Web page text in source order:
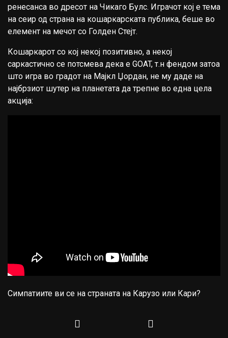
ренесанса во дресот на Чикаго Булс. Играчот кој е тема
на сеир од страна на кошаркарската публика, беше во
елемент на мечот со Голден Стејт.
Кошаркарот со кој некој позитивно, а некој
саркастично се потсмева дека е GOAT, т.н фендом затоа
што игра во градот на Мајкл Џордан, не му даде на
најбрзиот шутер на планетата да трепне во една цела
акција:
Симпатиите ви се на страната на Карузо или Кари?